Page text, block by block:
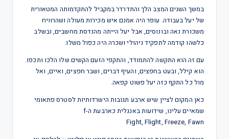
במשך השנים המצב הלך והתדרדר במקביל להתקדמותה המטאורית
של יעל בעבודה. עופר היה אמנם איש מכירות מעולה ושהרוויח
משכורת נאה ובונוסים, אבל יעל הייתה מהנדסת מחשבים, ובשלב
כלשהו קודמה לתפקיד ניהולי ושכרה היה כפול משלו.
עם זה הוא התקשה להתמודד, והתקפי הזעם הקשים שלו הלכו ותכפו.
הוא קילל, ובעט בחפצים, והעיף דברים, ושבר חפצים, ואיים, ואל
מול כל התקף כזה יעל פשוט קפאה.
כאן המקום לציין שיש ארבע תגובות הישרדותיות לסטרס פתאומי
שמאיים עלינו, שידועות באנגלית כארבעת ה-f
Fight, Flight, Freeze, Fawn